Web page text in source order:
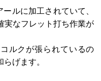
ルに加工されていて、
実なフレット打ち作業が
ルクが張られているの
げます。